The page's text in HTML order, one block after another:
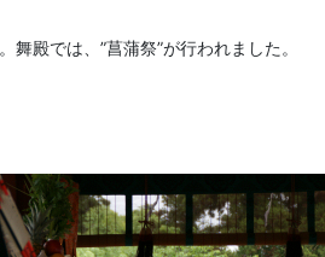
殿では、”菖蒲祭”が行われました。